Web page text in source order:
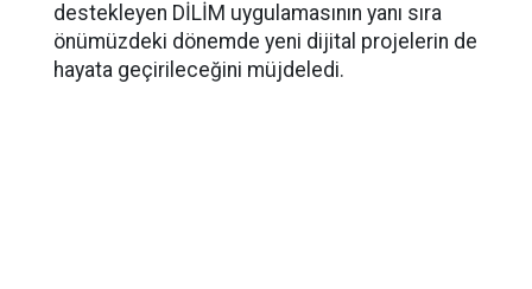
destekleyen DİLİM uygulamasının yanı sıra
önümüzdeki dönemde yeni dijital projelerin de
hayata geçirileceğini müjdeledi.